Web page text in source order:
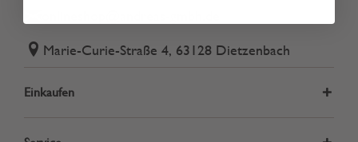
Marie-Curie-Straße 4, 63128 Dietzenbach
Einkaufen